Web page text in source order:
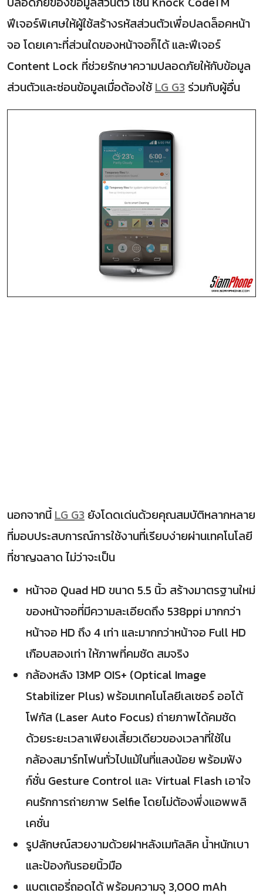
ฟีเจอร์พิเศษให้ผู้ใช้สร้างรหัสส่วนตัวเพื่อปลดล็อคหน้า
จอ โดยเคาะที่ส่วนใดของหน้าจอก็ได้ และฟีเจอร์
Content Lock ที่ช่วยรักษาความปลอดภัยให้กับข้อมูล
ส่วนตัวและซ่อนข้อมูลเมื่อต้องใช้LG G3 ร่วมกับผู้อื่น
นอกจากนี้LG G3 ยังโดดเด่นด้วยคุณสมบัติหลากหลาย
ที่มอบประสบการณ์การใช้งานที่เรียบง่ายผ่านเทคโนโลยี
ที่ชาญฉลาด ไม่ว่าจะเป็น
หน้าจอ Quad HD ขนาด 5.5 นิ้ว สร้างมาตรฐานใหม่
ของหน้าจอที่มีความละเอียดถึง 538ppi มากกว่า
หน้าจอ HD ถึง 4 เท่า และมากกว่าหน้าจอ Full HD
เกือบสองเท่า ให้ภาพที่คมชัด สมจริง
กล้องหลัง 13MP OIS+ (Optical Image
Stabilizer Plus) พร้อมเทคโนโลยีเลเซอร์ ออโต้
โฟกัส (Laser Auto Focus) ถ่ายภาพได้คมชัด
ด้วยระยะเวลาเพียงเสี้ยวเดียวของเวลาที่ใช้ใน
กล้องสมาร์ทโฟนทั่วไปแม้ในที่แสงน้อย พร้อมฟัง
ก์ชั่น Gesture Control และ Virtual Flash เอาใจ
คนรักการถ่ายภาพ Selfie โดยไม่ต้องพึ่งแอพพลิ
เคชั่น
รูปลักษณ์สวยงามด้วยฝาหลังเมทัลลิค น้ำหนักเบา
และป้องกันรอยนิ้วมือ
แบตเตอรี่ถอดได้ พร้อมความจุ 3,000 mAh